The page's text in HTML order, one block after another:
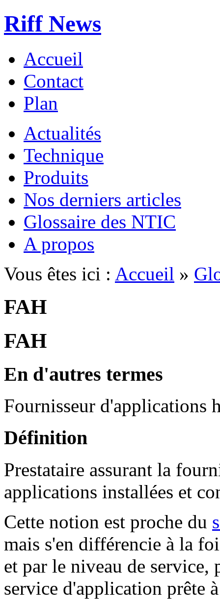
Riff News
Accueil
Contact
Plan
Actualités
Technique
Produits
Nos derniers articles
Glossaire des NTIC
A propos
Vous êtes ici : Accueil »
FAH
FAH
En d'autres termes
Fournisseur d'applications
Définition
Prestataire assurant la
applications installées et
Cette notion est proche du
mais s'en différencie à la
et par le niveau de service,
service d'application prête